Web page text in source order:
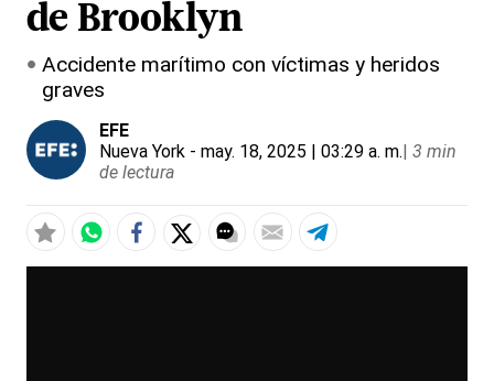
de Brooklyn
Accidente marítimo con víctimas y heridos
graves
EFE
Nueva York - may. 18, 2025 | 03:29 a. m.| 3 min
de lectura